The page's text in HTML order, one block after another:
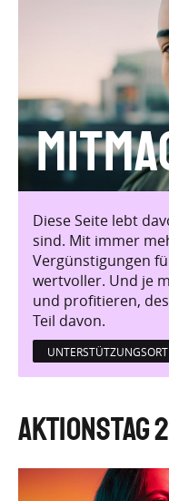
Diese Seite lebt
sind. Mit immer
Vergünstigungen
wertvoller. Und je
und profitieren,
Teil davon.
Aktionstag